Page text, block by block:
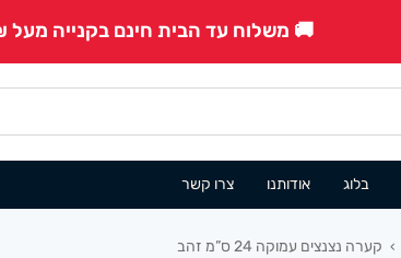
🚚 משלוח עד הבית חינם בקנייה מעל 500₪!
בלוג אודותנו צרו קשר
› קערה נצנצים עמוקה 24 ס”מ זהב